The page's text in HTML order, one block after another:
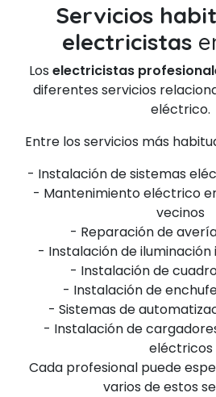
Servicios
electricistas
Los electricistas
diferentes servicios
eléctrico.
Entre los servicios más
- Instalación de sistemas
- Mantenimiento eléctrico
vecinos
- Reparación de
- Instalación de
- Instalación de
- Instalación de
- Sistemas de
- Instalación de
eléctricos
Cada profesional puede
varios de estos